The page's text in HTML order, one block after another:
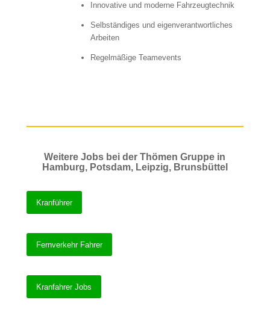
Innovative und moderne Fahrzeugtechnik
Selbständiges und eigenverantwortliches
Arbeiten
Regelmäßige Teamevents
Weitere Jobs bei der Thömen Gruppe in
Hamburg, Potsdam, Leipzig, Brunsbüttel
Kranführer
Fernverkehr Fahrer
Kranfahrer Jobs